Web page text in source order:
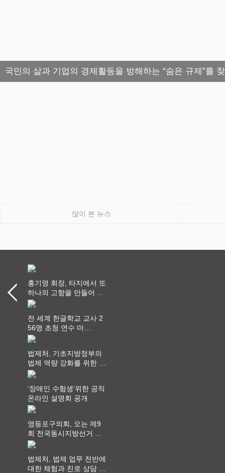
국민의 삶과 기업의 경제활동을 방해하는 “숨은 규제”를
많이 본 뉴스
홍기영 회장, 타지에서 또
하나의 고향을 만들어 가
다
전 세계 한글학교 교사 2
56명 초청 연수 마
쳐...“수업은 더 깊게, 교
법제처, 기초지방정부의
법제 역량 강화를 위한 전
라권 현장설명회 개최
‘장애인 수험생‘위한 공직
온라인 설명회 공개
영등포구의회, 오는 제9
회 전국동시지방선거 ‧
"공직사회는 어느 때보다
를 지켜야 할 것"
법제처, 법제 업무 전반에
대한 체험과 진로 상담 기